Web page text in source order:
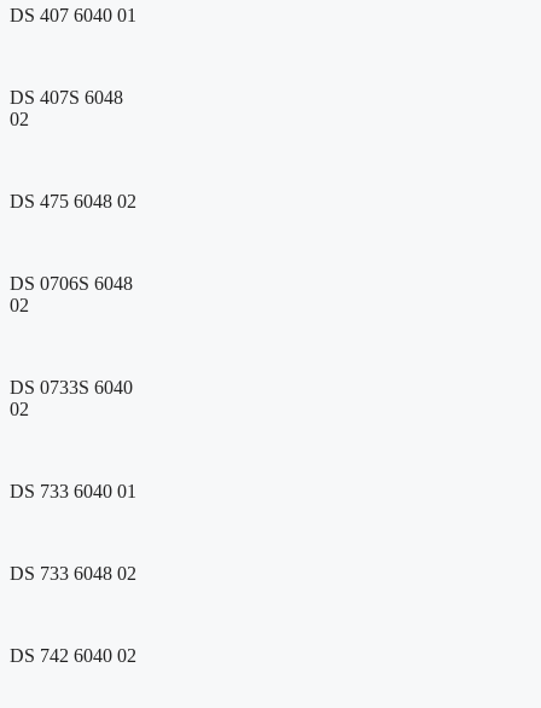
DS 407 6040 01
DS 407S 6048
02
DS 475 6048 02
DS 0706S 6048
02
DS 0733S 6040
02
DS 733 6040 01
DS 733 6048 02
DS 742 6040 02